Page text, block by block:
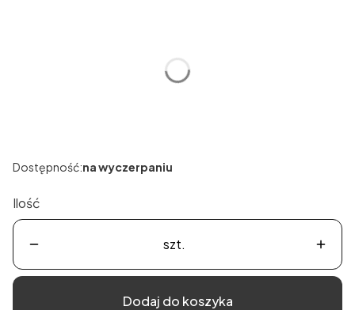
Dostępność:na wyczerpaniu
Ilość
szt.
Dodaj do koszyka